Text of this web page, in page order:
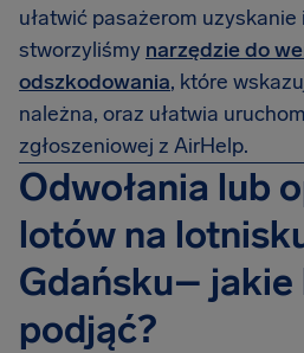
ułatwić pasażerom uzyskanie
stworzyliśmy narzędzie do
odszkodowania, które
należna, oraz ułatwia
zgłoszeniowej z AirHelp.
Odwołania lub
lotów na
Gdańsku– jakie
podjąć?